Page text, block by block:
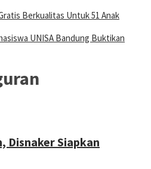
Berkualitas Untuk 51 Anak
UNISA Bandung Buktikan
Disnaker Siapkan